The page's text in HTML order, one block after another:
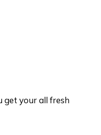
get your all fresh